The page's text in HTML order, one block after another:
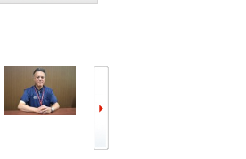
に参加者…